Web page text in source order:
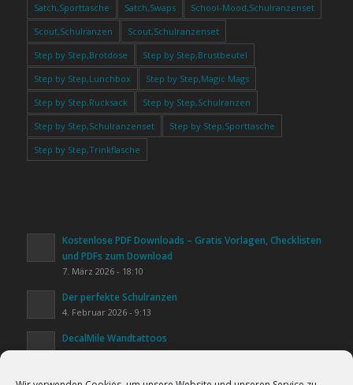
Satch,Sporttasche
Satch,Swaps
School-Mood,Schulranzenset
Scout,Schulranzen
Scout,Schulranzenset
Step by Step,Brotdose
Step by Step,Brustbeutel
Step by Step,Lunchbox
Step by Step,Magic Mags
Step by Step,Rucksack
Step by Step,Schulranzen
Step by Step,Schulranzenset
Step by Step,Sporttasche
Step by Step,Trinkflasche
Kostenlose PDF Downloads – Gratis Vorlagen, Checklisten
und PDFs zum Download
7. März 2026 - 18:10
Der perfekte Schulranzen
4. Februar 2026 - 9:13
DecalMile Wandtattoos
20. Januar 2026 - 16:25
Kinderzimmer gestalten